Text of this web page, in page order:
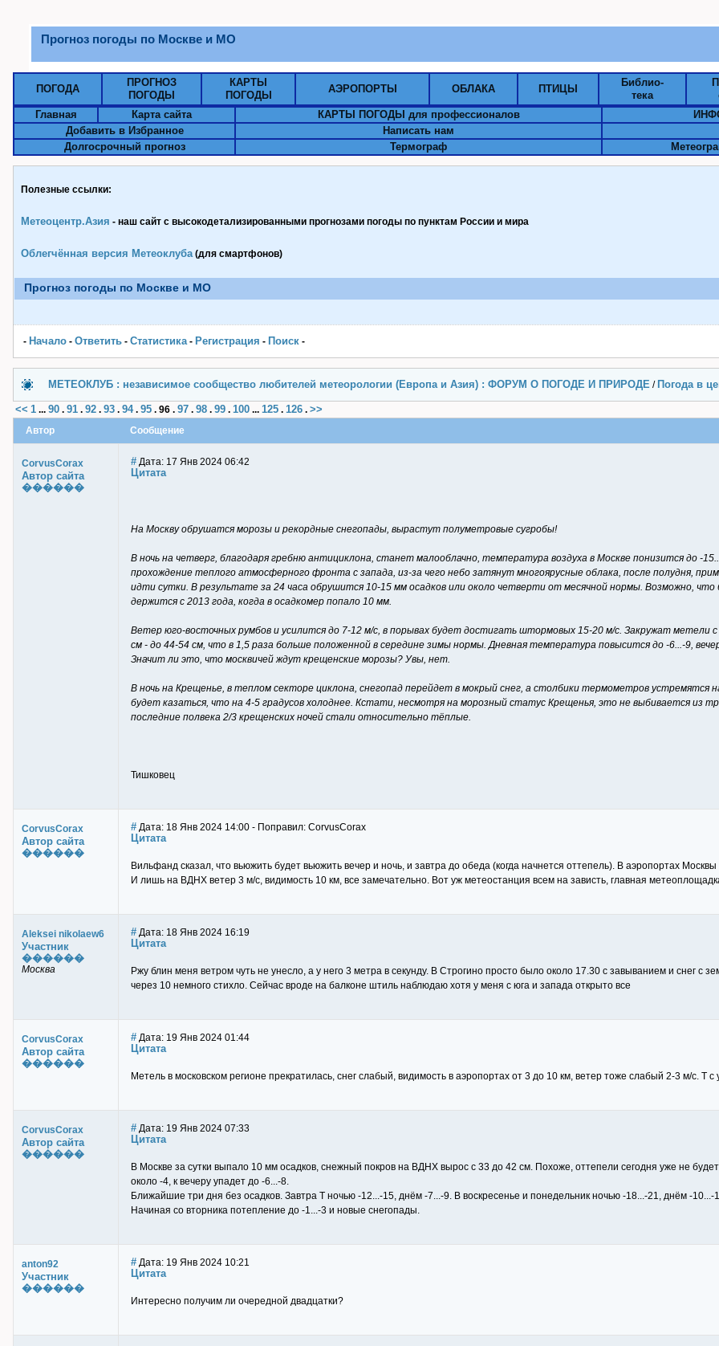
Прогноз погоды по Москве и МО
ПОГОДА
ПРОГНОЗ
ПОГОДЫ
КАРТЫ
ПОГОДЫ
АЭРОПОРТЫ ОБЛАКА ПТИЦЫ
Библио-
тека
Главная
Карта сайта КАРТЫ ПОГОДЫ для профессионалов
Добавить в Избранное
Написать нам
Долгосрочный прогноз
Термограф
Полезные ссылки:
Метеоцентр.Азия - наш сайт с высокодетализированными прогнозами погоды по пунктам Pоссии и мира
Облегчённая версия Метеоклуба(для смартфонов)
Прогноз погоды по Москве и МО
- Начало - Ответить - Статистика- Pегистрация - Поиск -
МЕТЕОКЛУБ : независимое сообщество любителей метеорологии (Европа и Азия) : ФОРУМ О ПОГОДЕ И ПРИРОДЕ / Погода в
<< 1 ... 90 . 91 . 92 . 93 . 94. 95 . 96 . 97 . 98 . 99 . 100 ... 125 . 126 . >>
Автор Сообщение
CorvusCorax
Автор сайта
������
# Дата: 17 Янв 2024 06:42
Цитата
На Москву обрушатся морозы и рекордные снегопады, вырастут полуметровые сугробы!
В ночь на четверг, благодаря гребню антициклона, станет малооблачно, температура воздуха в Москве понизится до -
прохождение теплого атмосферного фронта с запада, из-за чего небо затянут многоярусные облака, после полудня,
идти сутки. В результате за 24 часа обрушится 10-15 мм осадков или около четверти от месячной нормы. Возможно,
держится с 2013 года, когда в осадкомер попало 10 мм.
Ветер юго-восточных румбов и усилится до 7-12 м/с, в порывах будет достигать штормовых 15-20 м/с. Закружат
см - до 44-54 см, что в 1,5 раза больше положенной в середине зимы нормы. Дневная температура повысится до -6...-9,
Значит ли это, что москвичей ждут крещенские морозы? Увы, нет.
В ночь на Крещенье, в теплом секторе циклона, снегопад перейдет в мокрый снег, а столбики термометров
будет казаться, что на 4-5 градусов холоднее. Кстати, несмотря на морозный статус Крещенья, это не выбивается из
последние полвека 2/3 крещенских ночей стали относительно тёплые.
Тишковец
CorvusCorax
Автор сайта
������
# Дата: 18 Янв 2024 14:00 - Поправил: CorvusCorax
Цитата
Вильфанд сказал, что вьюжить будет вьюжить вечер и ночь, и завтра до обеда (когда начнется оттепель). В аэропортах
И лишь на ВДНХ ветер 3 м/с, видимость 10 км, все замечательно. Вот уж метеостанция всем на зависть, главная
Aleksei nikolaew6
Участник
������
Москва
# Дата: 18 Янв 2024 16:19
Цитата
Ржу блин меня ветром чуть не унесло, а у него 3 метра в секунду. В Строгино просто было около 17.30 с завыванием и снег
через 10 немного стихло. Сейчас вроде на балконе штиль наблюдаю хотя у меня с юга и запада открыто все
CorvusCorax
Автор сайта
������
# Дата: 19 Янв 2024 01:44
Цитата
Метель в московском регионе прекратилась, снег слабый, видимость в аэропортах от 3 до 10 км, ветер тоже слабый 2-3 м/с. Т
CorvusCorax
Автор сайта
������
# Дата: 19 Янв 2024 07:33
Цитата
В Москве за сутки выпало 10 мм осадков, снежный покров на ВДНХ вырос с 33 до 42 см. Похоже, оттепели сегодня уже не
около -4, к вечеру упадет до -6...-8.
Ближайшие три дня без осадков. Завтра Т ночью -12...-15, днём -7...-9. В воскресенье и понедельник ночью -18...-21, днём -10...-
Начиная со вторника потепление до -1...-3 и новые снегопады.
anton92
Участник
������
# Дата: 19 Янв 2024 10:21
Цитата
Интересно получим ли очередной двадцатки?